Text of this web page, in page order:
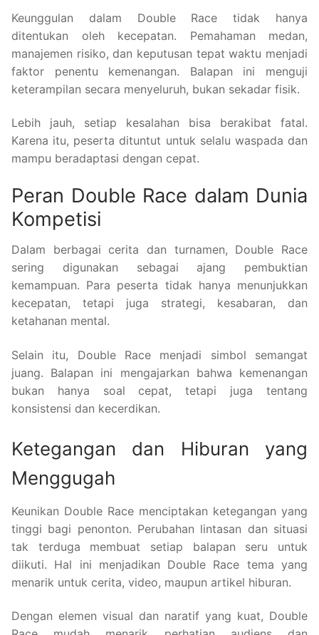
Keunggulan dalam Double Race tidak hanya
ditentukan oleh kecepatan. Pemahaman medan,
manajemen risiko, dan keputusan tepat waktu menjadi
faktor penentu kemenangan. Balapan ini menguji
keterampilan secara menyeluruh, bukan sekadar fisik.
Lebih jauh, setiap kesalahan bisa berakibat fatal.
Karena itu, peserta dituntut untuk selalu waspada dan
mampu beradaptasi dengan cepat.
Peran Double Race dalam Dunia
Kompetisi
Dalam berbagai cerita dan turnamen, Double Race
sering digunakan sebagai ajang pembuktian
kemampuan. Para peserta tidak hanya menunjukkan
kecepatan, tetapi juga strategi, kesabaran, dan
ketahanan mental.
Selain itu, Double Race menjadi simbol semangat
juang. Balapan ini mengajarkan bahwa kemenangan
bukan hanya soal cepat, tetapi juga tentang
konsistensi dan kecerdikan.
Ketegangan dan Hiburan yang
Menggugah
Keunikan Double Race menciptakan ketegangan yang
tinggi bagi penonton. Perubahan lintasan dan situasi
tak terduga membuat setiap balapan seru untuk
diikuti. Hal ini menjadikan Double Race tema yang
menarik untuk cerita, video, maupun artikel hiburan.
Dengan elemen visual dan naratif yang kuat, Double